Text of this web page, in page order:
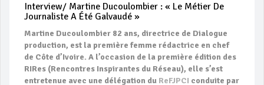
Interview/ Martine Ducoulombier : « Le Métier De
Journaliste A Été Galvaudé »
Martine Ducoulombier 82 ans, directrice de Dialogue
production, est la première femme rédactrice en chef
de Côte d’Ivoire. A l’occasion de la première édition des
RIRes (Rencontres Inspirantes du Réseau), elle s’est
entretenue avec une délégation du ReFJPCI conduite par